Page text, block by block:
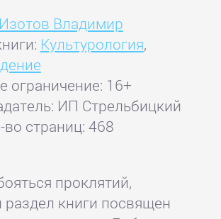
Изотов Владимир
Культурология,
ограничение: 16+
ИП Стрельбицкий
страниц: 468
проклятий,
книги посвящен